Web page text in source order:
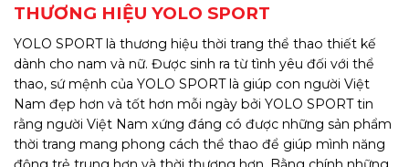
THƯƠNG HIỆU YOLO SPORT
YOLO SPORT là thương hiệu thời trang thể thao thiết kế
dành cho nam và nữ. Được sinh ra từ tình yêu đối với thể
thao, sứ mệnh của YOLO SPORT là giúp con người Việt
Nam đẹp hơn và tốt hơn mỗi ngày bởi YOLO SPORT tin
rằng người Việt Nam xứng đáng có được những sản phẩm
thời trang mang phong cách thể thao để giúp mình năng